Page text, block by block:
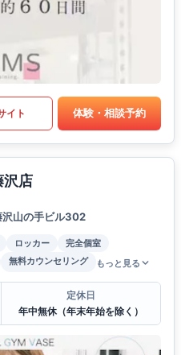
イト 体験・相談予約
沢店
沢山の手ビル302
ロッカー
完全個室
無料カウンセリング もっと見る
定休日
年中無休（年末年始を除く）